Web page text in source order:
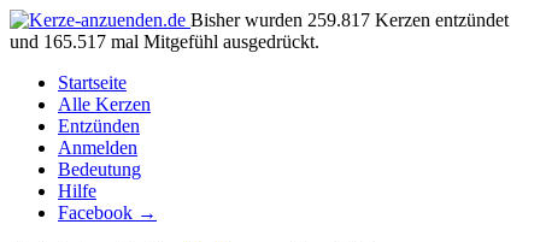
Bisher wurden 259.817 Kerzen entzündet
und 165.517 mal Mitgefühl ausgedrückt.
Startseite
Alle Kerzen
Entzünden
Anmelden
Bedeutung
Hilfe
Facebook →